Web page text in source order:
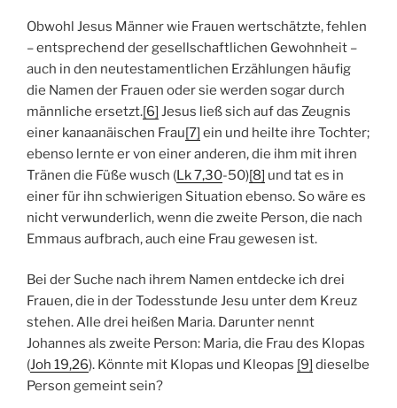
Obwohl Jesus Männer wie Frauen wertschätzte, fehlen
– entsprechend der gesellschaftlichen Gewohnheit –
auch in den neutestamentlichen Erzählungen häufig
die Namen der Frauen oder sie werden sogar durch
männliche ersetzt.[6] Jesus ließ sich auf das Zeugnis
einer kanaanäischen Frau[7] ein und heilte ihre Tochter;
ebenso lernte er von einer anderen, die ihm mit ihren
Tränen die Füße wusch (Lk 7,30-50)[8] und tat es in
einer für ihn schwierigen Situation ebenso. So wäre es
nicht verwunderlich, wenn die zweite Person, die nach
Emmaus aufbrach, auch eine Frau gewesen ist.
Bei der Suche nach ihrem Namen entdecke ich drei
Frauen, die in der Todesstunde Jesu unter dem Kreuz
stehen. Alle drei heißen Maria. Darunter nennt
Johannes als zweite Person: Maria, die Frau des Klopas
(Joh 19,26). Könnte mit Klopas und Kleopas [9] dieselbe
Person gemeint sein?